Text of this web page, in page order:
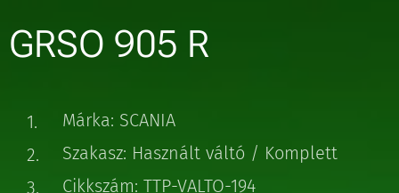
GRSO 905 R
Márka: SCANIA
Szakasz: Használt váltó / Komplett
Cikkszám: TTP-VALTO-194